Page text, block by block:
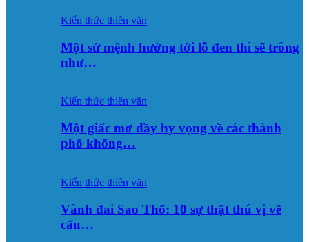
Kiến thức thiên văn
Một sứ mệnh hướng tới lỗ đen thì sẽ trông
như…
Kiến thức thiên văn
Một giấc mơ đầy hy vọng về các thành
phố khổng…
Kiến thức thiên văn
Vành đai Sao Thổ: 10 sự thật thú vị về
cấu…